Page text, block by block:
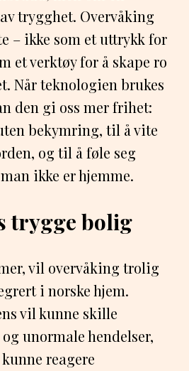
trygghet. Overvåking
– ikke som et uttrykk for
et verktøy for å skape ro
Når teknologien brukes
den gi oss mer frihet:
bekymring, til å vite
og til å føle seg
ikke er hjemme.
trygge bolig
vil overvåking trolig
i norske hjem.
vil kunne skille
unormale hendelser,
reagere